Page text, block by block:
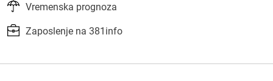
Vremenska prognoza
Zaposlenje na 381info